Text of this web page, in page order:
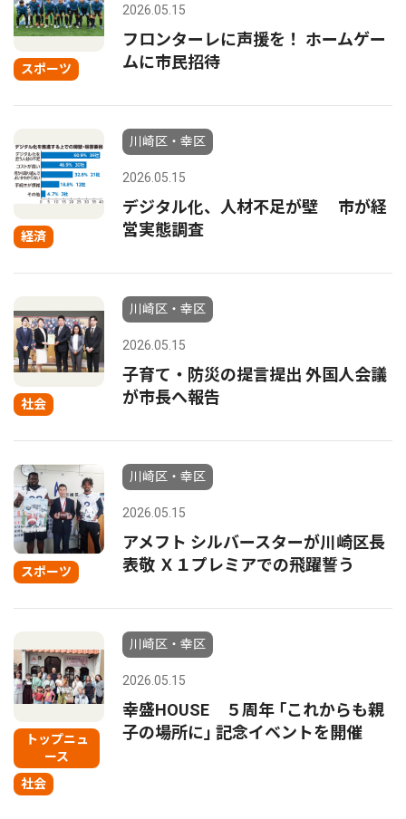
スポーツ
2026.05.15
フロンターレに声援を！ ホームゲー
ムに市民招待
経済
川崎区・幸区
2026.05.15
デジタル化、人材不足が壁 市が経
営実態調査
社会
川崎区・幸区
2026.05.15
子育て・防災の提言提出 外国人会議
が市長へ報告
スポーツ
川崎区・幸区
2026.05.15
アメフト シルバースターが川崎区長
表敬 Ｘ１プレミアでの飛躍誓う
トップニュ
ース
社会
川崎区・幸区
2026.05.15
幸盛HOUSE ５周年 ｢これからも親
子の場所に｣ 記念イベントを開催